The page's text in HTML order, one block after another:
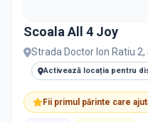
Scoala All 4 Joy
Strada Doctor Ion Ratiu 2,
Activează locația pentru
Fii primul părinte care